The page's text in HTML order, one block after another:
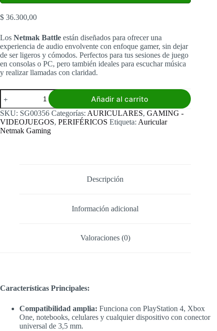
$ 36.300,00
Los Netmak Battle están diseñados para ofrecer una
experiencia de audio envolvente con enfoque gamer, sin dejar
de ser ligeros y cómodos. Perfectos para tus sesiones de juego
en consolas o PC, pero también ideales para escuchar música
y realizar llamadas con claridad.
Auricular
Netmak
Battle
3,5
mm
cantidad
Añadir al carrito
SKU: SG00356 Categorías: AURICULARES, GAMING -
VIDEOJUEGOS, PERIFÉRICOS Etiqueta: Auricular
Netmak Gaming
Descripción
Información adicional
Valoraciones (0)
Características Principales:
Compatibilidad amplia: Funciona con PlayStation 4, Xbox
One, notebooks, celulares y cualquier dispositivo con conector
universal de 3,5 mm.